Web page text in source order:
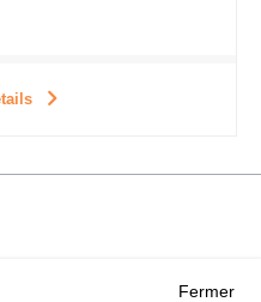
Fermer